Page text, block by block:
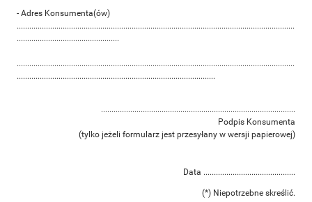
- Adres Konsumenta(ów)
.....................................................................................................................................
.................................................
.....................................................................................................................................
...............................................................................................
.............................................................................................
Podpis Konsumenta
(tylko jeżeli formularz jest przesyłany w wersji papierowej)
Data ............................................
(*) Niepotrzebne skreślić.